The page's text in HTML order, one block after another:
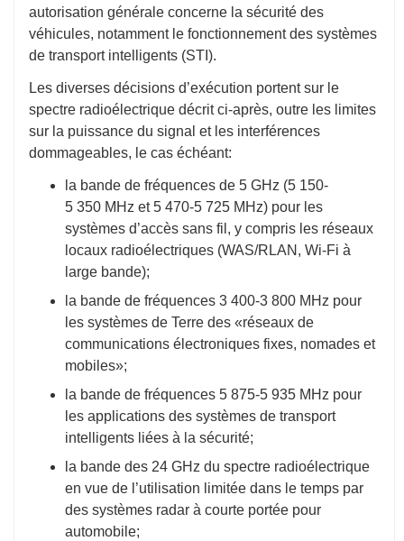
autorisation générale concerne la sécurité des
véhicules, notamment le fonctionnement des systèmes
de transport intelligents (STI).
Les diverses décisions d’exécution portent sur le
spectre radioélectrique décrit ci-après, outre les limites
sur la puissance du signal et les interférences
dommageables, le cas échéant:
la bande de fréquences de 5 GHz (5 150-
5 350 MHz et 5 470-5 725 MHz) pour les
systèmes d’accès sans fil, y compris les réseaux
locaux radioélectriques (WAS/RLAN, Wi-Fi à
large bande);
la bande de fréquences 3 400-3 800 MHz pour
les systèmes de Terre des «réseaux de
communications électroniques fixes, nomades et
mobiles»;
la bande de fréquences 5 875-5 935 MHz pour
les applications des systèmes de transport
intelligents liées à la sécurité;
la bande des 24 GHz du spectre radioélectrique
en vue de l’utilisation limitée dans le temps par
des systèmes radar à courte portée pour
automobile;